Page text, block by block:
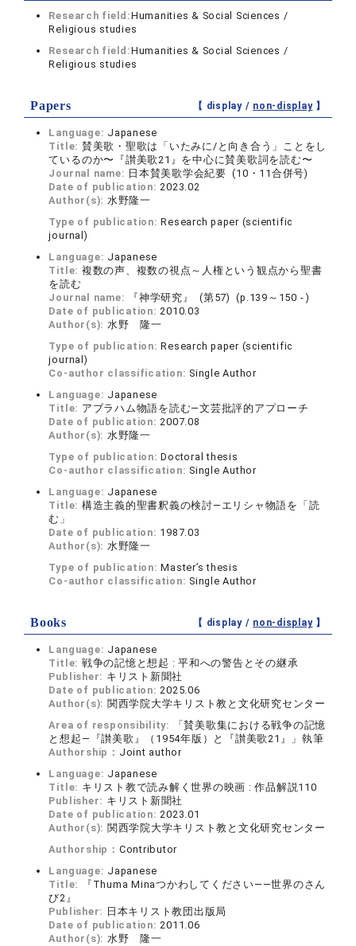
Research field:Humanities & Social Sciences /
Religious studies
Research field:Humanities & Social Sciences /
Religious studies
Papers 【 display / non-display】
Language: Japanese
Title: 賛美歌・聖歌は「いたみに/と向き合う」ことをし
ているのか〜『讃美歌21』を中心に賛美歌詞を読む〜
Journal name: 日本賛美歌学会紀要 (10・11合併号)
Date of publication:2023.02
Author(s): 水野隆一
Type of publication:Research paper (scientific
journal)
Language: Japanese
Title: 複数の声、複数の視点～人権という観点から聖書
を読む
Journal name:
『神学研究』 (第57) (p.139～150 - )
Date of publication:2010.03
Author(s): 水野 隆一
Type of publication:Research paper (scientific
journal)
Co-author classification: Single Author
Language: Japanese
Title: アブラハム物語を読む—文芸批評的アプローチ
Date of publication:2007.08
Author(s): 水野隆一
Type of publication:Doctoral thesis
Co-author classification: Single Author
Language: Japanese
Title: 構造主義的聖書釈義の検討—エリシャ物語を「読
む」
Date of publication: 1987.03
Author(s): 水野隆一
Type of publication:Master’s thesis
Co-author classification: Single Author
Books 【 display / non-display】
Language: Japanese
Title: 戦争の記憶と想起 : 平和への警告とその継承
Publisher: キリスト新聞社
Date of publication:2025.06
Author(s): 関西学院大学キリスト教と文化研究センター
Area of responsibility:
「賛美歌集における戦争の記憶
と想起―『讃美歌』（1954年版）と『讃美歌21』」執筆
Authorship： Joint author
Language: Japanese
Title: キリスト教で読み解く世界の映画 : 作品解説110
Publisher: キリスト新聞社
Date of publication:2023.01
Author(s): 関西学院大学キリスト教と文化研究センター
Authorship： Contributor
Language: Japanese
Title:
『Thuma Minaつかわしてください――世界のさん
び2』
Publisher: 日本キリスト教団出版局
Date of publication:2011.06
Author(s): 水野 隆一